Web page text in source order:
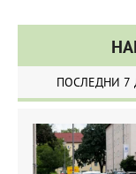
ПОСЛЕДНИ 7